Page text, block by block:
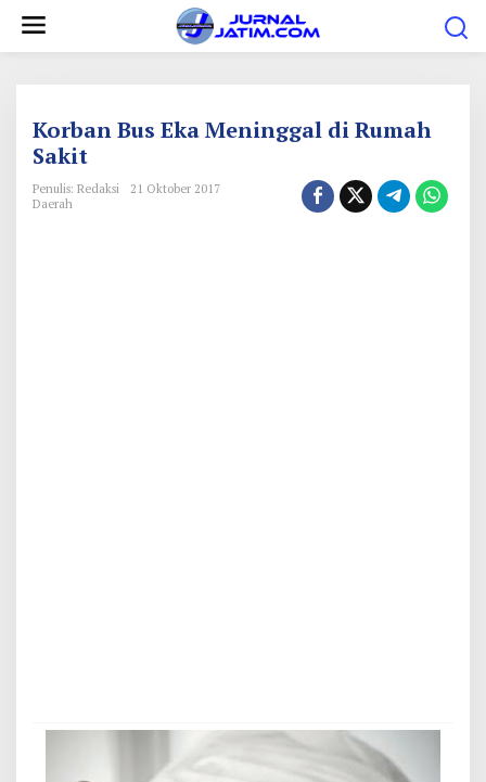
Korban Bus Eka Meninggal di Rumah
Sakit
Penulis: Redaksi
21 Oktober 2017
Daerah